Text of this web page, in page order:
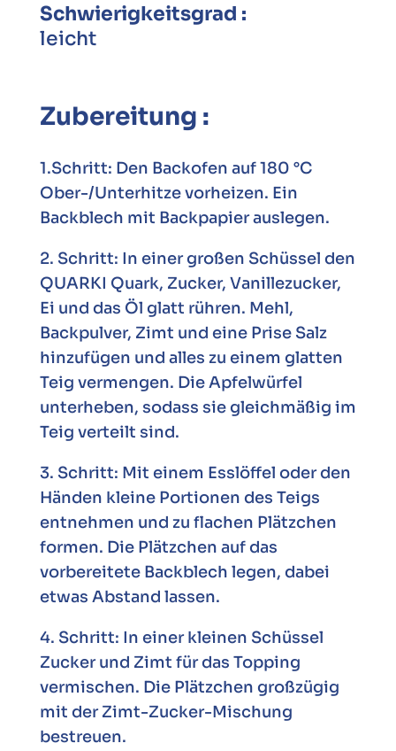
Schwierigkeitsgrad :
leicht
Zubereitung :
1.Schritt: Den Backofen auf 180 °C
Ober-/Unterhitze vorheizen. Ein
Backblech mit Backpapier auslegen.
2. Schritt: In einer großen Schüssel den
QUARKI Quark, Zucker, Vanillezucker,
Ei und das Öl glatt rühren. Mehl,
Backpulver, Zimt und eine Prise Salz
hinzufügen und alles zu einem glatten
Teig vermengen. Die Apfelwürfel
unterheben, sodass sie gleichmäßig im
Teig verteilt sind.
3. Schritt: Mit einem Esslöffel oder den
Händen kleine Portionen des Teigs
entnehmen und zu flachen Plätzchen
formen. Die Plätzchen auf das
vorbereitete Backblech legen, dabei
etwas Abstand lassen.
4. Schritt: In einer kleinen Schüssel
Zucker und Zimt für das Topping
vermischen. Die Plätzchen großzügig
mit der Zimt-Zucker-Mischung
bestreuen.